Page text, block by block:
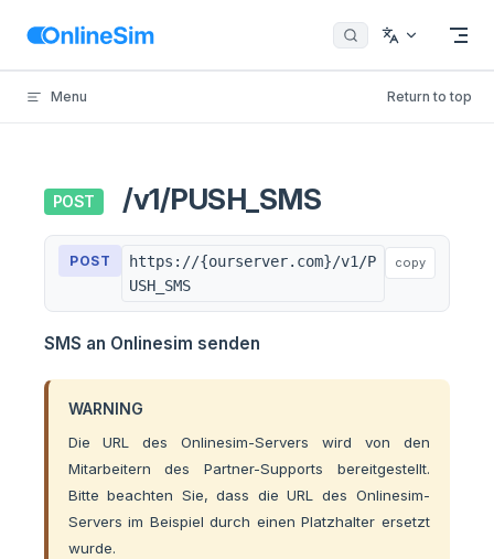
Skip to content
Menu Return to top
POST /v1/PUSH_SMS
POST
https://{ourserver.com}/v1/P
USH_SMS
copy
SMS an Onlinesim senden
WARNING
Die URL des Onlinesim-Servers wird von den
Mitarbeitern des Partner-Supports bereitgestellt.
Bitte beachten Sie, dass die URL des Onlinesim-
Servers im Beispiel durch einen Platzhalter ersetzt
wurde.